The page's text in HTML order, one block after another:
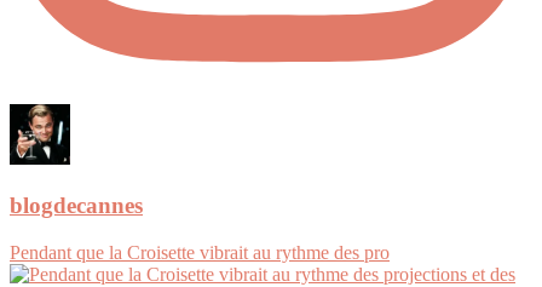
blogdecannes
Pendant que la Croisette vibrait au rythme des pro